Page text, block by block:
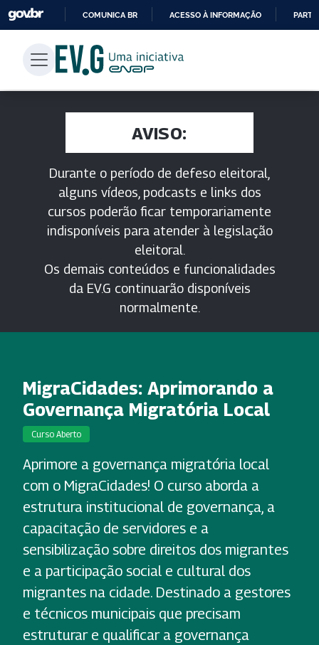
PARA
CONTEÚDO
COMUNICA BR ACESSO À INFORMAÇÃO
AVISO:
Durante o período de defeso eleitoral,
alguns vídeos, podcasts e links dos
cursos poderão ficar temporariamente
indisponíveis para atender à legislação
eleitoral.
Os demais conteúdos e funcionalidades
da EV.G continuarão disponíveis
normalmente.
MigraCidades: Aprimorando a
Governança Migratória Local
Curso Aberto
Aprimore a governança migratória local
com o MigraCidades! O curso aborda a
estrutura institucional de governança, a
capacitação de servidores e a
sensibilização sobre direitos dos migrantes
e a participação social e cultural dos
migrantes na cidade. Destinado a gestores
e técnicos municipais que precisam
estruturar e qualificar a governança